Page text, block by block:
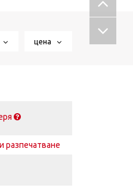
цена
разпечатване